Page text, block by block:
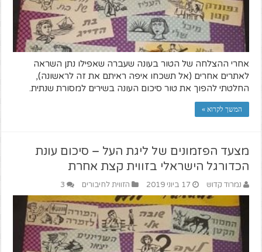
אחרי ההצלחה של הטור בעונה שעברה שאפילו נתן השראה
לאתרים אחרים (אל תשכחו איפה ראיתם את זה לראשונה),
החלטתי להפוך את טור סיכום העונה בשירים למסורת שנתית.
המשך לקרוא »
מצעד הפזמונים של ליגת העל – סיכום עונת
הכדורגל הישראלי בזווית קצת אחרת
נמרוד קדוש 17 ביוני 2019 הזווית לחיבורים 3